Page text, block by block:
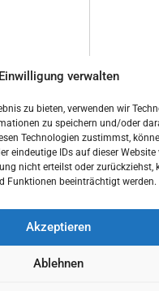
Einwilligung verwalten
zu bieten, verwenden wir
zu speichern und/oder
Technologien zustimmst,
eindeutige IDs auf dieser Website
nicht erteilst oder zurückziehst,
Funktionen beeinträchtigt werden.
Akzeptieren
Ablehnen
zur